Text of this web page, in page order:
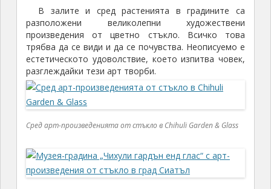
В залите и сред растенията в градините са
разположени великолепни художествени
произведения от цветно стъкло. Всичко това
трябва да се види и да се почувства. Неописуемо е
естетическото удоволствие, което изпитва човек,
разглеждайки тези арт творби.
Сред арт-произведенията от стъкло в Chihuli Garden & Glass